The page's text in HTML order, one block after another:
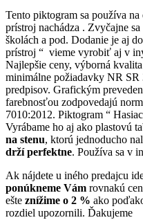
Tento piktogram sa používa na
prístroj nachádza . Zvyčajne
školách a pod. Dodanie je aj
prístroj “ vieme vyrobiť aj v
Najlepšie ceny, výborná
minimálne požiadavky NR SR
predpisov. Grafickým
farebnosťou zodpovedajú
7010:2012. Piktogram “
Vyrábame ho aj ako plastovú
na stenu, ktorú jednoducho
drží perfektne. Používa sa v
Ak nájdete u iného predajcu
ponúkneme Vám rovnakú
ešte znížime o 2 % ako
rozdiel upozornili. Ďakujeme